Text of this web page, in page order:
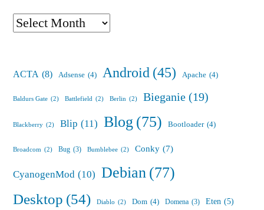
Archives
ACTA (8) Adsense (4) Android (45) Apache (4)
Baldurs Gate (2) Battlefield (2) Berlin (2) Bieganie (19)
Blackberry (2) Blip (11) Blog(75) Bootloader (4)
Broadcom (2) Bug (3) Bumblebee (2) Conky (7)
CyanogenMod (10) Debian(77)
Desktop (54) Diablo (2) Dom (4) Domena (3) Eten (5)